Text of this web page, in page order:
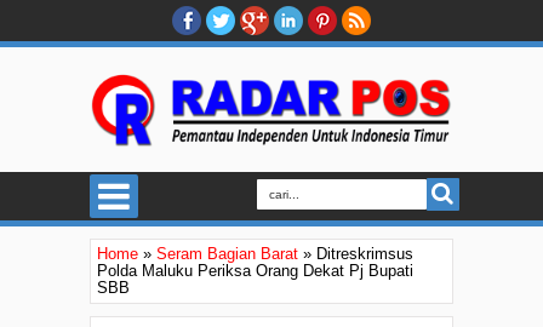
Home » Seram Bagian Barat » Ditreskrimsus
Polda Maluku Periksa Orang Dekat Pj Bupati
SBB